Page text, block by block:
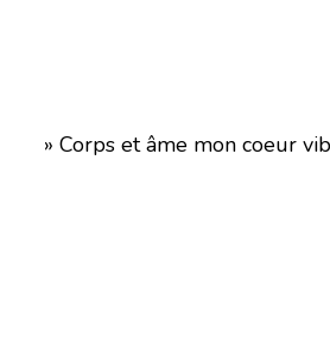
» Corps et âme mon coeur